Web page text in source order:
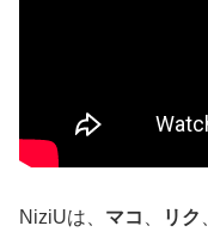
NiziUは、 マコ リク